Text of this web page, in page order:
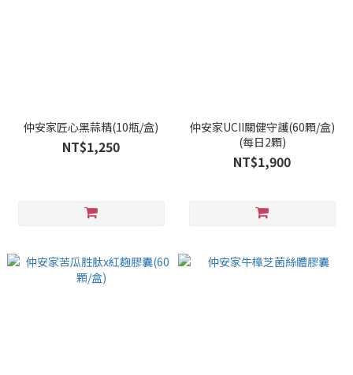
仲安家匠心黑蒜精(10瓶/盒)
NT$1,250
仲安家UCII關健守護(60顆/盒)
(每日2顆)
NT$1,900